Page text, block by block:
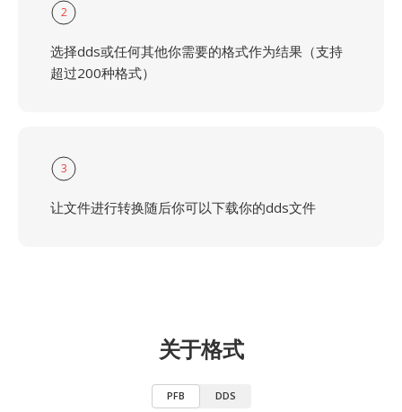
2
选择dds或任何其他你需要的格式作为结果（支持
超过200种格式）
3
让文件进行转换随后你可以下载你的dds文件
关于格式
PFB DDS